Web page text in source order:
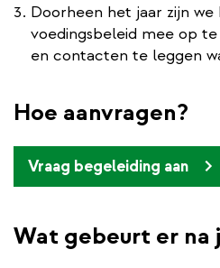
Doorheen het jaar zijn
voedingsbeleid mee op
en contacten te leggen
Hoe aanvragen?
Vraag begeleiding aan
Wat gebeurt er na